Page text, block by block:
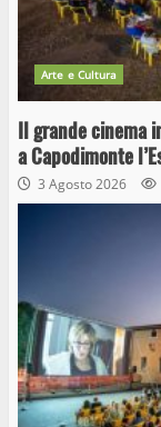
Arte e Cultura
Il grande cinema
a Capodimonte
3 Agosto 2026